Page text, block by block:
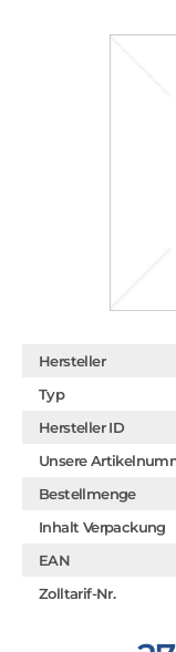
Hersteller
Typ
Hersteller ID
Unsere
Bestellmenge
Inhalt Verpackung
EAN
Zolltarif-Nr.